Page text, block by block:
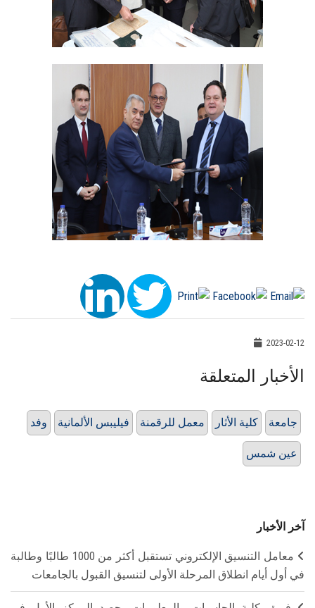
2023-02-12
الأخبار المتعلقة
وفد فيليبس الألمانية معمل للرقمنة كلية الأثار جامعة
عين شمس
آخر الأخبار
معامل التنسيق الإلكتروني تستقبل أكثر من 1000 طالبًا وطالبة
في أول أيام انطلاق المرحلة الأولى لتنسيق القبول بالجامعات